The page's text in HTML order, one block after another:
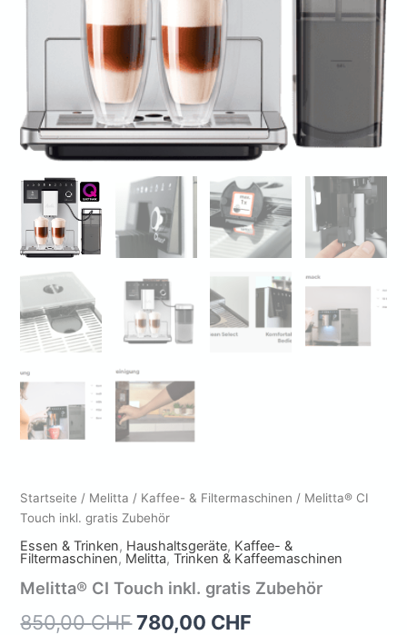
Startseite / Melitta / Kaffee- & Filtermaschinen / Melitta® CI
Touch inkl. gratis Zubehör
Essen & Trinken, Haushaltsgeräte, Kaffee- &
Filtermaschinen, Melitta,Trinken & Kaffeemaschinen
Melitta® CI Touch inkl. gratis Zubehör
850,00CHFUrsprünglicher
780,00 CHF